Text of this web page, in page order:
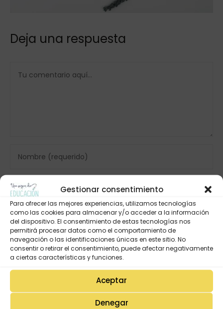
Gestionar consentimiento
Para ofrecer las mejores experiencias, utilizamos tecnologías
como las cookies para almacenar y/o acceder a la información
del dispositivo. El consentimiento de estas tecnologías nos
permitirá procesar datos como el comportamiento de
navegación o las identificaciones únicas en este sitio. No
consentir o retirar el consentimiento, puede afectar negativamente
a ciertas características y funciones.
Aceptar
Denegar
Deja una respuesta